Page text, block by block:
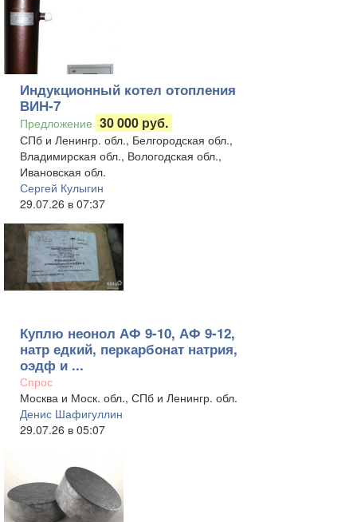
Индукционный котел отопления
ВИН-7
Предложение 30 000 руб.
СПб и Ленингр. обл., Белгородская обл.,
Владимирская обл., Вологодская обл.,
Ивановская обл.
Сергей Кулыгин
29.07.26 в 07:37
Куплю неонол АФ 9-10, АФ 9-12,
натр едкий, перкарбонат натрия,
оэдф и ...
Спрос
Москва и Моск. обл., СПб и Ленингр. обл.
Денис Шафигуллин
29.07.26 в 05:07